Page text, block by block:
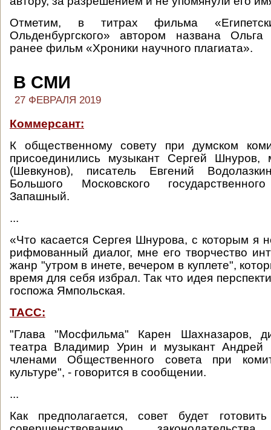
Отметим, в титрах фильма
Ольденбургского» автором названа
ранее фильм «Хроники научного плагиата».
В СМИ
27 ФЕВРАЛЯ 2019
Коммерсант:
К общественному совету при думском
присоединились музыкант Сергей Шнуров,
(Шевкунов), писатель Евгений
Большого Московского
Запашный.
...
«Что касается Сергея Шнурова, с которым я
рифмованный диалог, мне его творчество
жанр "утром в инете, вечером в куплете",
время для себя избрал. Так что идея
госпожа Ямпольская.
ТАСС:
"Глава "Мосфильма" Карен Шахназаров,
театра Владимир Урин и музыкант Андрей
членами Общественного совета при
культуре", - говорится в сообщении.
...
Как предполагается, совет будет